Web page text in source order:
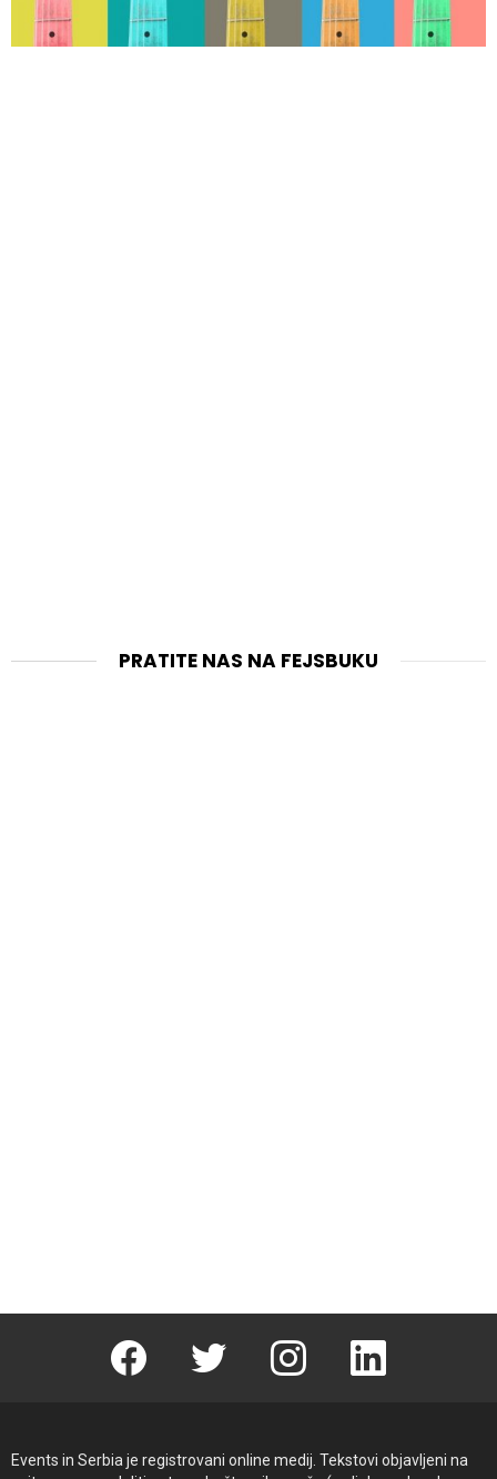
PRATITE NAS NA FEJSBUKU
Facebook Twitter instagram linkedin
Events in Serbia je registrovani online medij. Tekstovi objavljeni na